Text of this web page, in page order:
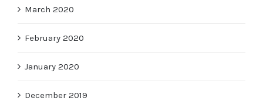
March 2020
February 2020
January 2020
December 2019